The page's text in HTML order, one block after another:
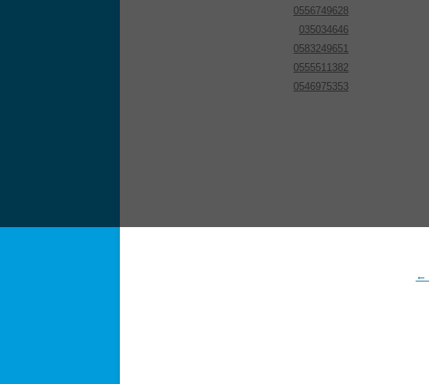
←
0556749628
035034646
0583249651
0555511382
0546975353